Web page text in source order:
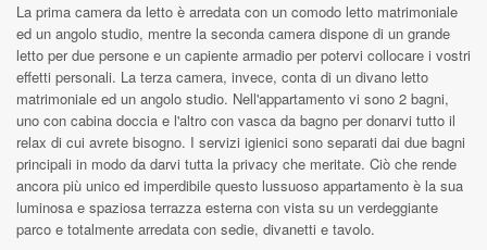
La prima camera da letto è arredata con un comodo letto matrimoniale
ed un angolo studio, mentre la seconda camera dispone di un grande
letto per due persone e un capiente armadio per potervi collocare i vostri
effetti personali. La terza camera, invece, conta di un divano letto
matrimoniale ed un angolo studio. Nell'appartamento vi sono 2 bagni,
uno con cabina doccia e l'altro con vasca da bagno per donarvi tutto il
relax di cui avrete bisogno. I servizi igienici sono separati dai due bagni
principali in modo da darvi tutta la privacy che meritate. Ciò che rende
ancora più unico ed imperdibile questo lussuoso appartamento è la sua
luminosa e spaziosa terrazza esterna con vista su un verdeggiante
parco e totalmente arredata con sedie, divanetti e tavolo.